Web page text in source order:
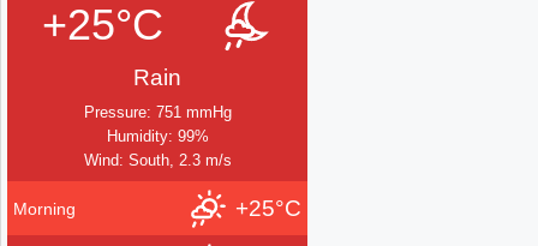
+25°C
Rain
Pressure: 751 mmHg
Humidity: 99%
Wind: South, 2.3 m/s
Morning +25°C